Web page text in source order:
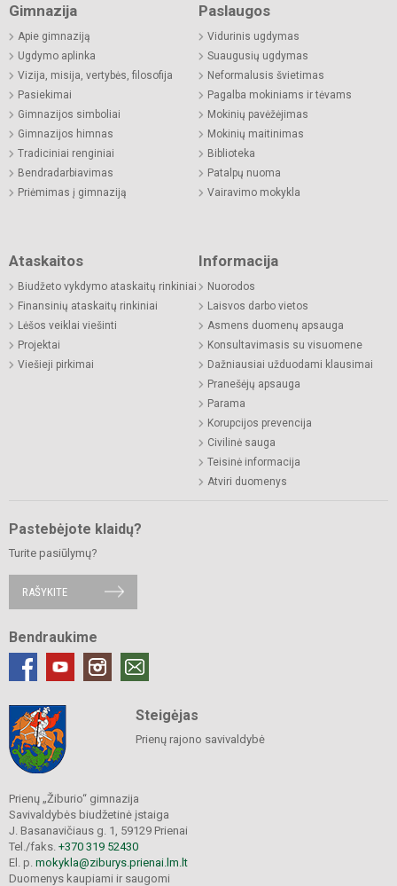
Gimnazija
Apie gimnaziją
Ugdymo aplinka
Vizija, misija, vertybės, filosofija
Pasiekimai
Gimnazijos simboliai
Gimnazijos himnas
Tradiciniai renginiai
Bendradarbiavimas
Priėmimas į gimnaziją
Paslaugos
Vidurinis ugdymas
Suaugusių ugdymas
Neformalusis švietimas
Pagalba mokiniams ir tėvams
Mokinių pavėžėjimas
Mokinių maitinimas
Biblioteka
Patalpų nuoma
Vairavimo mokykla
Ataskaitos
Biudžeto vykdymo ataskaitų rinkiniai
Finansinių ataskaitų rinkiniai
Lėšos veiklai viešinti
Projektai
Viešieji pirkimai
Informacija
Nuorodos
Laisvos darbo vietos
Asmens duomenų apsauga
Konsultavimasis su visuomene
Dažniausiai užduodami klausimai
Pranešėjų apsauga
Parama
Korupcijos prevencija
Civilinė sauga
Teisinė informacija
Atviri duomenys
Pastebėjote klaidų?
Turite pasiūlymų?
RAŠYKITE
Bendraukime
Steigėjas
Prienų rajono savivaldybė
Prienų „Žiburio“ gimnazija
Savivaldybės biudžetinė įstaiga
J. Basanavičiaus g. 1, 59129 Prienai
Tel./faks. +370 319 52430
El. p. mokykla@ziburys.prienai.lm.lt
Duomenys kaupiami ir saugomi